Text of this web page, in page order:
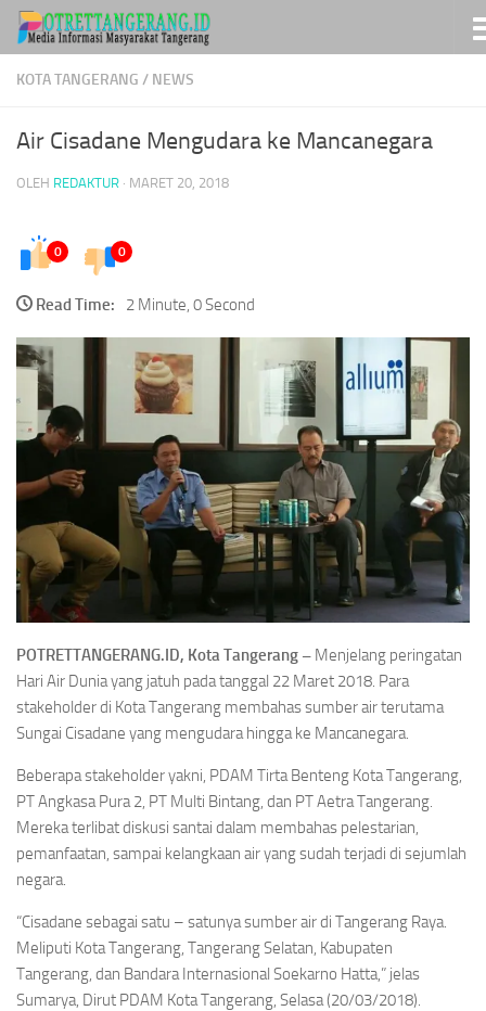
Skip to content
KOTA TANGERANG / NEWS
Air Cisadane Mengudara ke Mancanegara
OLEH REDAKTUR · MARET 20, 2018
0 0
Read Time: 2 Minute, 0 Second
POTRETTANGERANG.ID, Kota Tangerang – Menjelang peringatan
Hari Air Dunia yang jatuh pada tanggal 22 Maret 2018. Para
stakeholder di Kota Tangerang membahas sumber air terutama
Sungai Cisadane yang mengudara hingga ke Mancanegara.
Beberapa stakeholder yakni, PDAM Tirta Benteng Kota Tangerang,
PT Angkasa Pura 2, PT Multi Bintang, dan PT Aetra Tangerang.
Mereka terlibat diskusi santai dalam membahas pelestarian,
pemanfaatan, sampai kelangkaan air yang sudah terjadi di sejumlah
negara.
“Cisadane sebagai satu – satunya sumber air di Tangerang Raya.
Meliputi Kota Tangerang, Tangerang Selatan, Kabupaten
Tangerang, dan Bandara Internasional Soekarno Hatta,” jelas
Sumarya, Dirut PDAM Kota Tangerang, Selasa (20/03/2018).